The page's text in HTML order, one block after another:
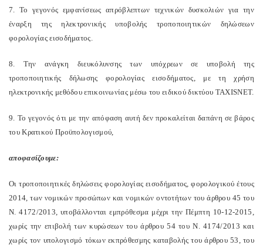
7. Το γεγονός εμφανίσεως απρόβλεπτων τεχνικών δυσκολιών για την
έναρξη της ηλεκτρονικής υποβολής τροποποιητικών δηλώσεων
φορολογίας εισοδήματος.
8. Την ανάγκη διευκόλυνσης των υπόχρεων σε υποβολή της
τροποποιητικής δήλωσης φορολογίας εισοδήματος, με τη χρήση
ηλεκτρονικής μεθόδου επικοινωνίας μέσω του ειδικού δικτύου TAXISNET.
9. Το γεγονός ότι με την απόφαση αυτή δεν προκαλείται δαπάνη σε βάρος
του Κρατικού Προϋπολογισμού,
αποφασίζουμε:
Οι τροποποιητικές δηλώσεις φορολογίας εισοδήματος, φορολογικού έτους
2014, των νομικών προσώπων και νομικών οντοτήτων του άρθρου 45 του
Ν. 4172/2013, υποβάλλονται εμπρόθεσμα μέχρι την Πέμπτη 10-12-2015,
χωρίς την επιβολή των κυρώσεων του άρθρου 54 του Ν. 4174/2013 και
χωρίς τον υπολογισμό τόκων εκπρόθεσμης καταβολής του άρθρου 53, του